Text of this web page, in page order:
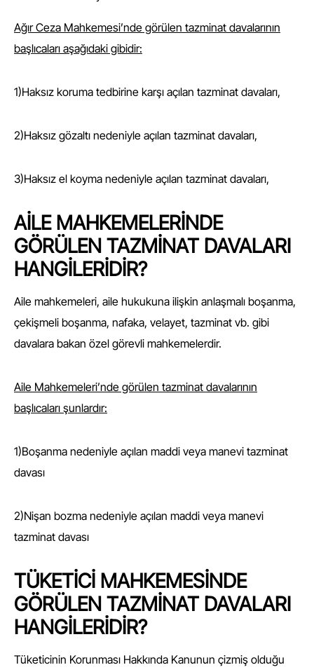
Ağır Ceza Mahkemesi’nde görülen tazminat davalarının
başlıcaları aşağıdaki gibidir:
1)Haksız koruma tedbirine karşı açılan tazminat davaları,
2)Haksız gözaltı nedeniyle açılan tazminat davaları,
3)Haksız el koyma nedeniyle açılan tazminat davaları,
AİLE MAHKEMELERİNDE
GÖRÜLEN TAZMİNAT DAVALARI
HANGİLERİDİR?
Aile mahkemeleri, aile hukukuna ilişkin anlaşmalı boşanma,
çekişmeli boşanma, nafaka, velayet, tazminat vb. gibi
davalara bakan özel görevli mahkemelerdir.
Aile Mahkemeleri’nde görülen tazminat davalarının
başlıcaları şunlardır:
1)Boşanma nedeniyle açılan maddi veya manevi tazminat
davası
2)Nişan bozma nedeniyle açılan maddi veya manevi
tazminat davası
TÜKETİCİ MAHKEMESİNDE
GÖRÜLEN TAZMİNAT DAVALARI
HANGİLERİDİR?
Tüketicinin Korunması Hakkında Kanunun çizmiş olduğu